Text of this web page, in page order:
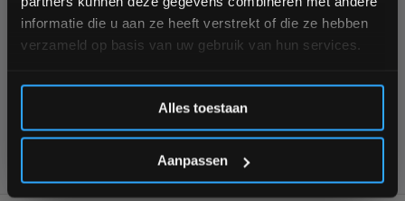
informatie die u aan ze heeft verstrekt of die ze hebben
verzameld op basis van uw gebruik van hun services.
Alles toestaan
Aanpassen
+31 (0)24 645 1309
Inschrijven
*Verzendkosten vallen buiten de korting